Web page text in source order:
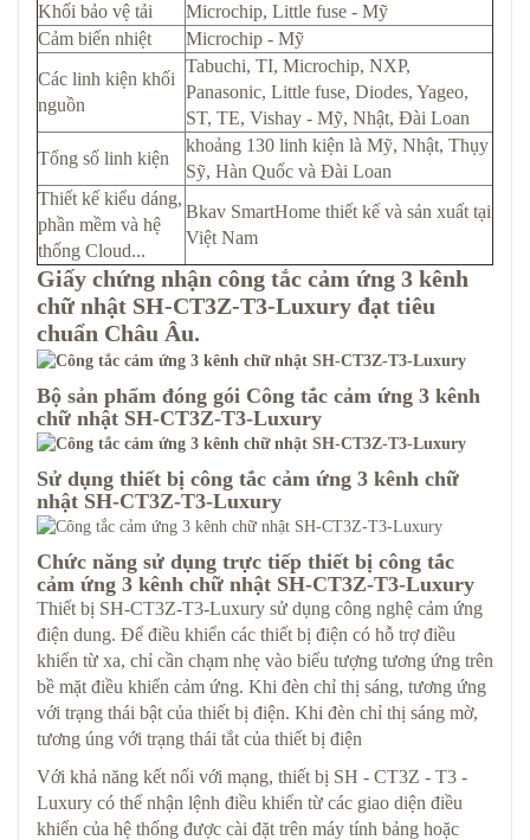
Khối bảo vệ tải
Microchip, Little fuse - Mỹ
Cảm biến nhiệt
Microchip - Mỹ
Các linh kiện khối
nguồn
Tabuchi, TI, Microchip, NXP,
Panasonic, Little fuse, Diodes, Yageo,
ST, TE, Vishay - Mỹ, Nhật, Đài Loan
Tổng số linh kiện
khoảng 130 linh kiện là Mỹ, Nhật, Thụy
Sỹ, Hàn Quốc và Đài Loan
Thiết kế kiểu dáng,
phần mềm và hệ
thống Cloud...
Bkav SmartHome thiết kế và sản xuất tại
Việt Nam
Giấy chứng nhận công tắc cảm ứng 3 kênh
chữ nhật SH-CT3Z-T3-Luxury đạt tiêu
chuẩn Châu Âu.
Bộ sản phẩm đóng gói Công tắc cảm ứng 3 kênh
chữ nhật SH-CT3Z-T3-Luxury
Sử dụng thiết bị công tắc cảm ứng 3 kênh chữ
nhật SH-CT3Z-T3-Luxury
Chức năng sử dụng trực tiếp thiết bị công tắc
cảm ứng 3 kênh chữ nhật SH-CT3Z-T3-Luxury
Thiết bị SH-CT3Z-T3-Luxury sử dụng công nghệ cảm ứng
điện dung. Để điều khiển các thiết bị điện có hỗ trợ điều
khiển từ xa, chỉ cần chạm nhẹ vào biểu tượng tương ứng trên
bề mặt điều khiển cảm ứng. Khi đèn chỉ thị sáng, tương ứng
với trạng thái bật của thiết bị điện. Khi đèn chỉ thị sáng mờ,
tương úng với trạng thái tắt của thiết bị điện
Với khả năng kết nối với mạng, thiết bị SH - CT3Z - T3 -
Luxury có thể nhận lệnh điều khiển từ các giao diện điều
khiển của hệ thống được cài đặt trên máy tính bảng hoặc